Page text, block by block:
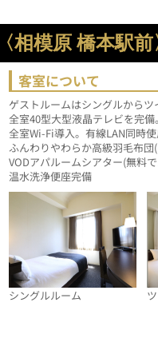
相模原 橋本駅前
客室について
ゲストルームはシングルからツ
全室40型大型液晶テレビを完備。
全室Wi-Fi導入。有線LAN同時使
ふんわりやわらか高級羽毛布団(
VODアパルームシアター(無料
温水洗浄便座完備
シングルルーム